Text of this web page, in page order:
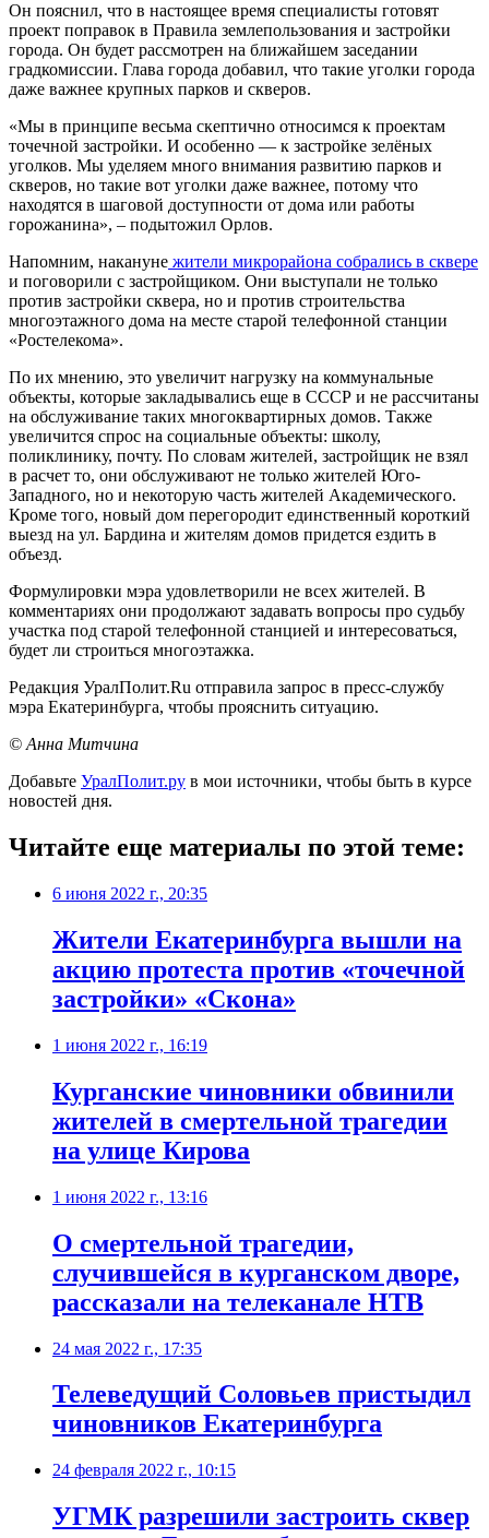
Он пояснил, что в настоящее время специалисты готовят
проект поправок в Правила землепользования и застройки
города. Он будет рассмотрен на ближайшем заседании
градкомиссии. Глава города добавил, что такие уголки города
даже важнее крупных парков и скверов.
«Мы в принципе весьма скептично относимся к проектам
точечной застройки. И особенно — к застройке зелёных
уголков. Мы уделяем много внимания развитию парков и
скверов, но такие вот уголки даже важнее, потому что
находятся в шаговой доступности от дома или работы
горожанина», – подытожил Орлов.
Напомним, накануне жители микрорайона собрались в сквере
и поговорили с застройщиком. Они выступали не только
против застройки сквера, но и против строительства
многоэтажного дома на месте старой телефонной станции
«Ростелекома».
По их мнению, это увеличит нагрузку на коммунальные
объекты, которые закладывались еще в СССР и не рассчитаны
на обслуживание таких многоквартирных домов. Также
увеличится спрос на социальные объекты: школу,
поликлинику, почту. По словам жителей, застройщик не взял
в расчет то, они обслуживают не только жителей Юго-
Западного, но и некоторую часть жителей Академического.
Кроме того, новый дом перегородит единственный короткий
выезд на ул. Бардина и жителям домов придется ездить в
объезд.
Формулировки мэра удовлетворили не всех жителей. В
комментариях они продолжают задавать вопросы про судьбу
участка под старой телефонной станцией и интересоваться,
будет ли строиться многоэтажка.
Редакция УралПолит.Ru отправила запрос в пресс-службу
мэра Екатеринбурга, чтобы прояснить ситуацию.
© Анна Митчина
Добавьте УралПолит.ру в мои источники, чтобы быть в курсе
новостей дня.
Читайте еще материалы по этой теме:
6 июня 2022 г., 20:35
Жители Екатеринбурга вышли на
акцию протеста против «точечной
застройки» «Скона»
1 июня 2022 г., 16:19
Курганские чиновники обвинили
жителей в смертельной трагедии
на улице Кирова
1 июня 2022 г., 13:16
О смертельной трагедии,
случившейся в курганском дворе,
рассказали на телеканале НТВ
24 мая 2022 г., 17:35
Телеведущий Соловьев пристыдил
чиновников Екатеринбурга
24 февраля 2022 г., 10:15
​УГМК разрешили застроить сквер